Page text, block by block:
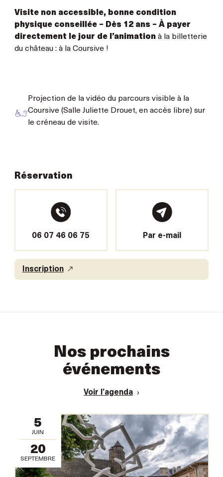
Visite non accessible, bonne condition
physique conseillée – Dès 12 ans – À payer
directement le jour de l’animationà la billetterie
du château : à la Coursive !
Projection de la vidéo du parcours visible à la
Coursive (Salle Juliette Drouet, en accès libre) sur
le créneau de visite.
Réservation
06 07 46 06 75 Par e-mail
Inscription
Nos prochains
événements
Voir l’agenda
5
JUIN
20
SEPTEMBRE